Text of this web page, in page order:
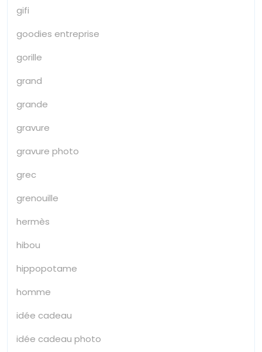
gifi
goodies entreprise
gorille
grand
grande
gravure
gravure photo
grec
grenouille
hermès
hibou
hippopotame
homme
idée cadeau
idée cadeau photo